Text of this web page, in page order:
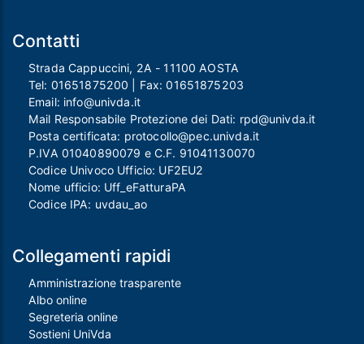
Contatti
Strada Cappuccini, 2A - 11100 AOSTA
Tel: 01651875200 | Fax:01651875203
Email: info@univda.it
Mail Responsabile Protezione dei Dati: rpd@univda.it
Posta certificata: protocollo@pec.univda.it
P.IVA 01040890079 e C.F. 91041130070
Codice Univoco Ufficio: UF2EU2
Nome ufficio: Uff_eFatturaPA
Codice IPA: uvdau_ao
Collegamenti rapidi
Amministrazione trasparente
Albo online
Segreteria online
Sostieni UniVda